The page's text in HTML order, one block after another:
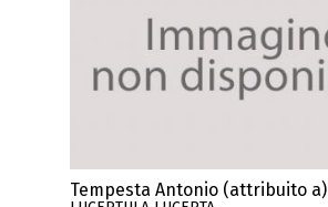
Tempesta Antonio (attribuito a)